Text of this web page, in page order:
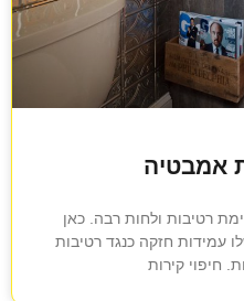
אמבטיה
רטיבות ולחות רבה. כאן
עמידות חזקה כנגד רטיבות
חיפוי קירות